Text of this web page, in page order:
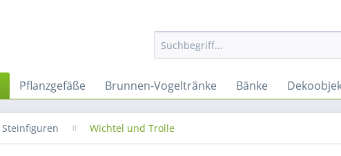
Pflanzgefäße Brunnen-Vogeltränke Bänke
Steinfiguren Wichtel und Trolle